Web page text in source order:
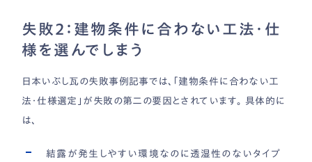
失敗2：建物条件に合わない工法・仕
様を選んでしまう
日本いぶし瓦の失敗事例記事では、「建物条件に合わない工
法・仕様選定」が失敗の第二の要因とされています。 具体的に
は、
結露が発生しやすい環境なのに透湿性のないタイプ